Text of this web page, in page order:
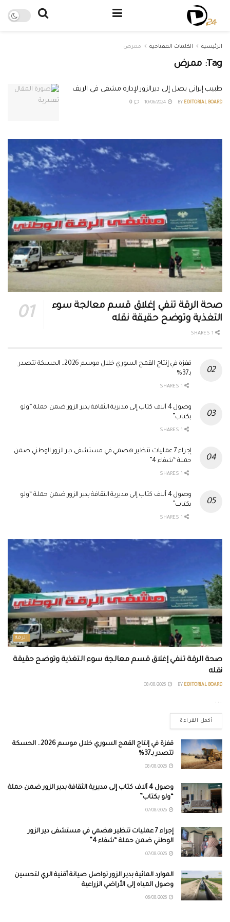
الرئيسية الكلمات المفتاحية ممرض
Tag: ممرض
طبيب إيراني يصل إلى ديرالزور لإدارة مشفى في الريف
BY EDITORIAL BOARD
صحة الرقة تنفي إغلاق قسم معالجة سوء
التغذية وتوضح حقيقة نقله
قفزة في إنتاج القمح السوري خلال موسم 2026.. الحسكة تتصدر
بـ37%
وصول 4 آلاف كتاب إلى مديرية الثقافة بدير الزور ضمن حملة “ولو
بكتاب”
إجراء 7 عمليات تنظير هضمي في مستشفى دير الزور الوطني ضمن
حملة “شفاء 4”
وصول 4 آلاف كتاب إلى مديرية الثقافة بدير الزور ضمن حملة “ولو
بكتاب”
الرقة
صحة الرقة تنفي إغلاق قسم معالجة سوء التغذية وتوضح حقيقة
نقله
BY EDITORIAL BOARD
...
أكمل القراءة
قفزة في إنتاج القمح السوري خلال موسم 2026.. الحسكة
تتصدر بـ37%
وصول 4 آلاف كتاب إلى مديرية الثقافة بدير الزور ضمن حملة
“ولو بكتاب”
إجراء 7 عمليات تنظير هضمي في مستشفى دير الزور
الوطني ضمن حملة “شفاء 4”
الموارد المائية بدير الزور تواصل صيانة أقنية الري لتحسين
وصول المياه إلى الأراضي الزراعية